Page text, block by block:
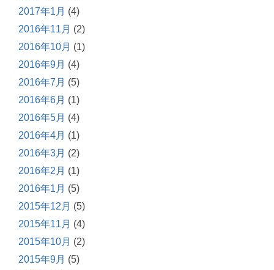
2017年1月 (4)
2016年11月 (2)
2016年10月 (1)
2016年9月 (4)
2016年7月 (5)
2016年6月 (1)
2016年5月 (4)
2016年4月 (1)
2016年3月 (2)
2016年2月 (1)
2016年1月 (5)
2015年12月 (5)
2015年11月 (4)
2015年10月 (2)
2015年9月 (5)